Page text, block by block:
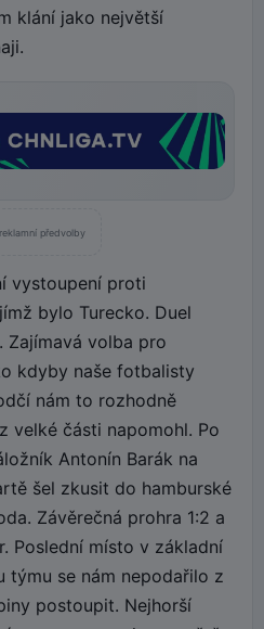
klání jako největší
předvolby
vystoupení proti
bylo Turecko. Duel
Zajímavá volba pro
kdyby naše fotbalisty
nám to rozhodně
velké části napomohl. Po
Antonín Barák na
šel zkusit do hamburské
Závěrečná prohra 1:2 a
Poslední místo v základní
týmu se nám nepodařilo z
postoupit. Nejhorší